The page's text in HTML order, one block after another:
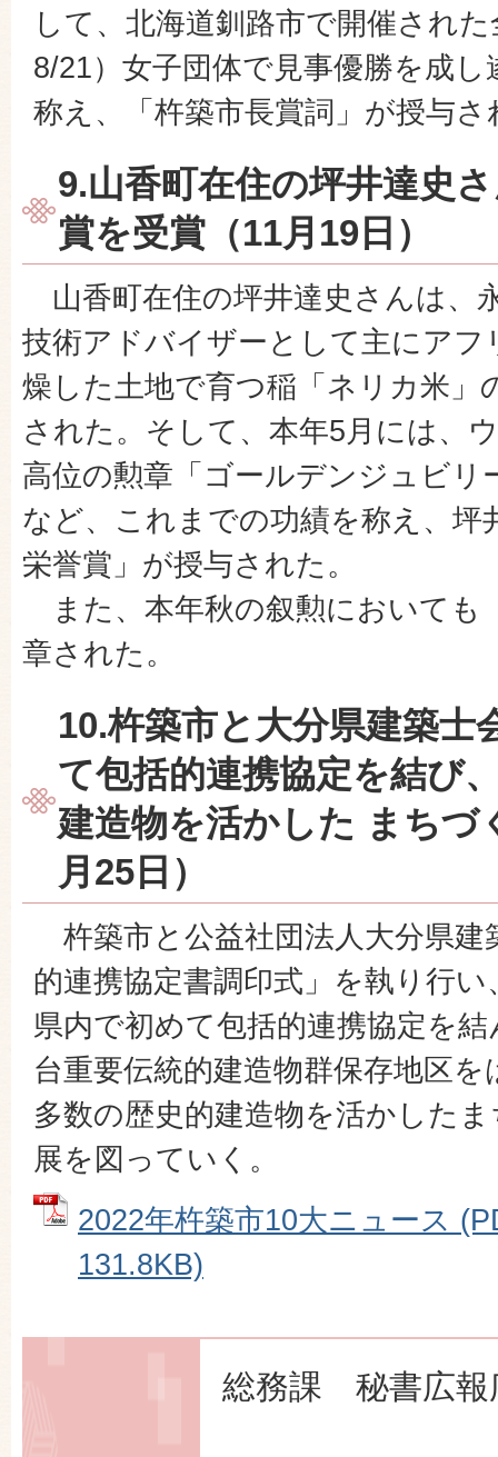
して、北海道釧路市で開催され
8/21）女子団体で見事優勝を成
称え、「杵築市長賞詞」が授与さ
9.山香町在住の坪井達史
賞を受賞（11月19日）
山香町在住の坪井達史さんは、
技術アドバイザーとして主にアフ
燥した土地で育つ稲「ネリカ米」
された。そして、本年5月には、
高位の勲章「ゴールデンジュビリ
など、これまでの功績を称え、坪
栄誉賞」が授与された。
また、本年秋の叙勲においても
章された。
10.杵築市と大分県建築士
て包括的連携協定を結び
建造物を活かした まちづ
月25日）
杵築市と公益社団法人大分県建
的連携協定書調印式」を執り行
県内で初めて包括的連携協定を
台重要伝統的建造物群保存地区
多数の歴史的建造物を活かした
展を図っていく。
2022年杵築市10大ニュース
131.8KB)
総務課 秘書広報